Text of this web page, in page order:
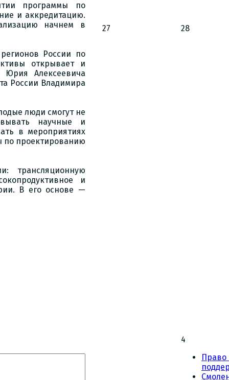
программы по
и аккредитацию.
начнем в
России по
открывает и
Юрия Алексеевича
России Владимира
люди смогут не
научные и
в мероприятиях
по проектированию
трансляционную
и
В его основе —
27 28
4
Право